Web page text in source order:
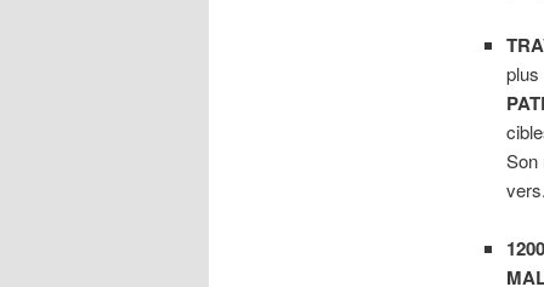
Son
vers.